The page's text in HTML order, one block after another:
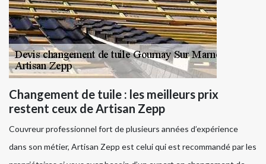
Changement de tuile : les meilleurs prix
restent ceux de Artisan Zepp
Couvreur professionnel fort de plusieurs années d’expérience
dans son métier, Artisan Zepp est celui qui est recommandé par les